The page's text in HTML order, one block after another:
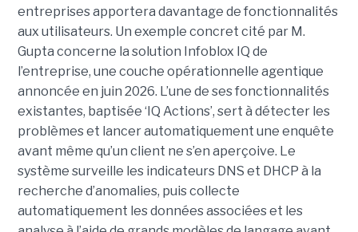
entreprises apportera davantage de fonctionnalités
aux utilisateurs. Un exemple concret cité par M.
Gupta concerne la solution Infoblox IQ de
l’entreprise, une couche opérationnelle agentique
annoncée en juin 2026. L’une de ses fonctionnalités
existantes, baptisée ‘IQ Actions’, sert à détecter les
problèmes et lancer automatiquement une enquête
avant même qu’un client ne s’en aperçoive. Le
système surveille les indicateurs DNS et DHCP à la
recherche d’anomalies, puis collecte
automatiquement les données associées et les